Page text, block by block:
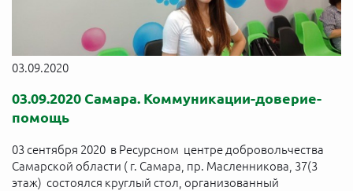
03.09.2020
03.09.2020 Самара. Коммуникации-доверие-
помощь
03 сентября 2020 в Ресурсном центре добровольчества
Самарской области ( г. Самара, пр. Масленникова, 37(3
этаж) состоялся круглый стол, организованный